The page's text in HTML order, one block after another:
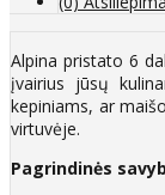
Alpina pristato 6
įvairius jūsų
kepiniams, ar
virtuvėje.
Pagrindinės